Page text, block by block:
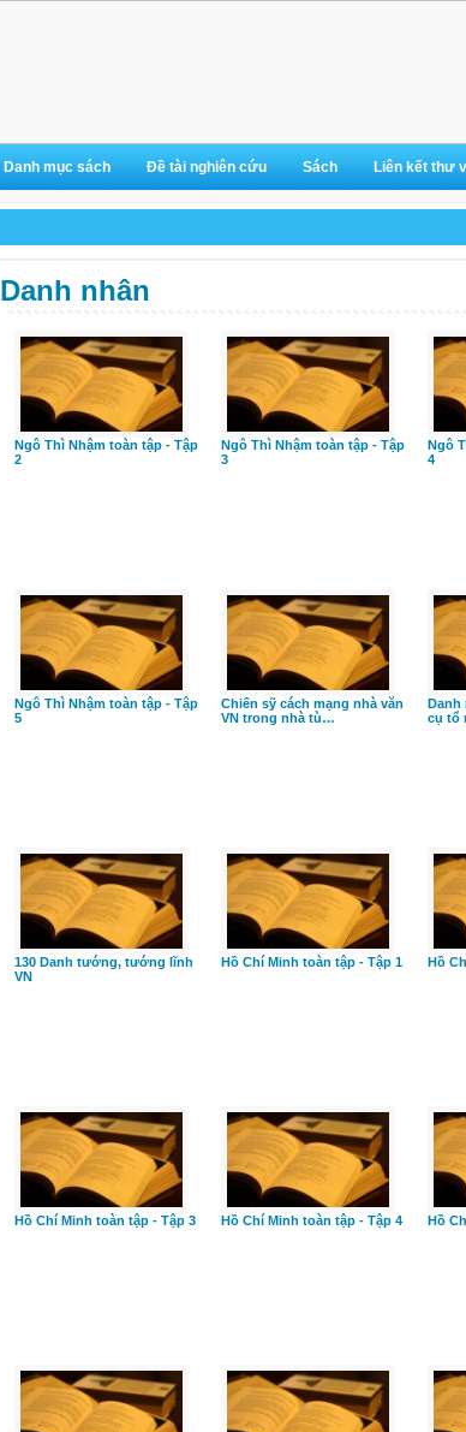
Danh mục sách Đề tài nghiên cứu Sách Liên kết thư
Danh nhân
Ngô Thì Nhậm toàn tập - Tập
2
Ngô Thì Nhậm toàn tập - Tập
3
Ngô
4
Ngô Thì Nhậm toàn tập - Tập
5
Chiến sỹ cách mạng nhà văn
VN trong nhà tù…
Danh
cụ tổ
130 Danh tướng, tướng lĩnh
VN
Hồ Chí Minh toàn tập - Tập 1 Hồ
Hồ Chí Minh toàn tập - Tập 3 Hồ Chí Minh toàn tập - Tập 4 Hồ